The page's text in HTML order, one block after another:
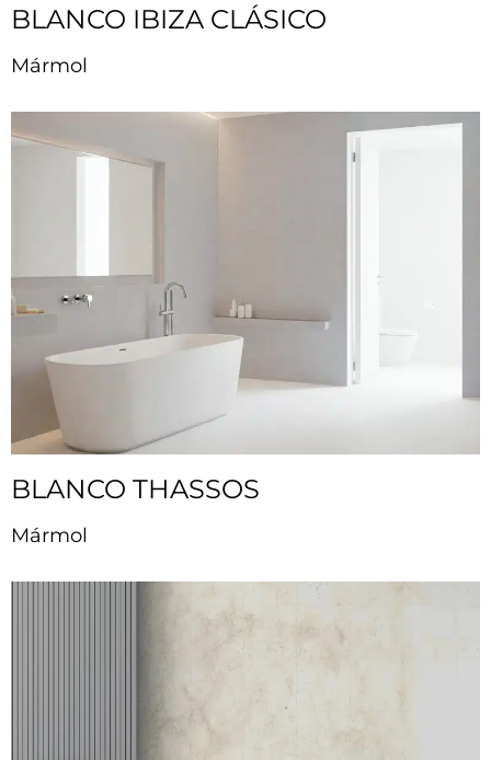
BLANCO IBIZA CLÁSICO
Mármol
BLANCO THASSOS
Mármol